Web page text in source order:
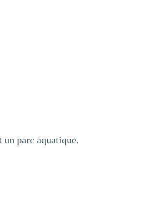
parc aquatique.